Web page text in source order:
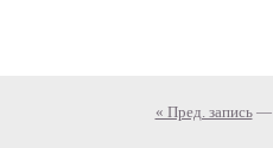
« Пред. запись—